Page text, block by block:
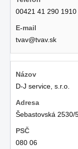
00421 41 290 1910
tvav@tvav.sk
D-J service, s.r.o.
Šebastovská 2530/
080 06